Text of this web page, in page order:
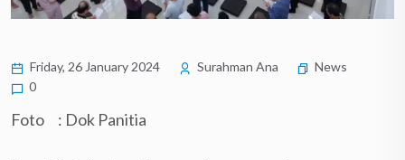
Friday, 26 January 2024 Surahman Ana
News
0
Foto : Dok Panitia